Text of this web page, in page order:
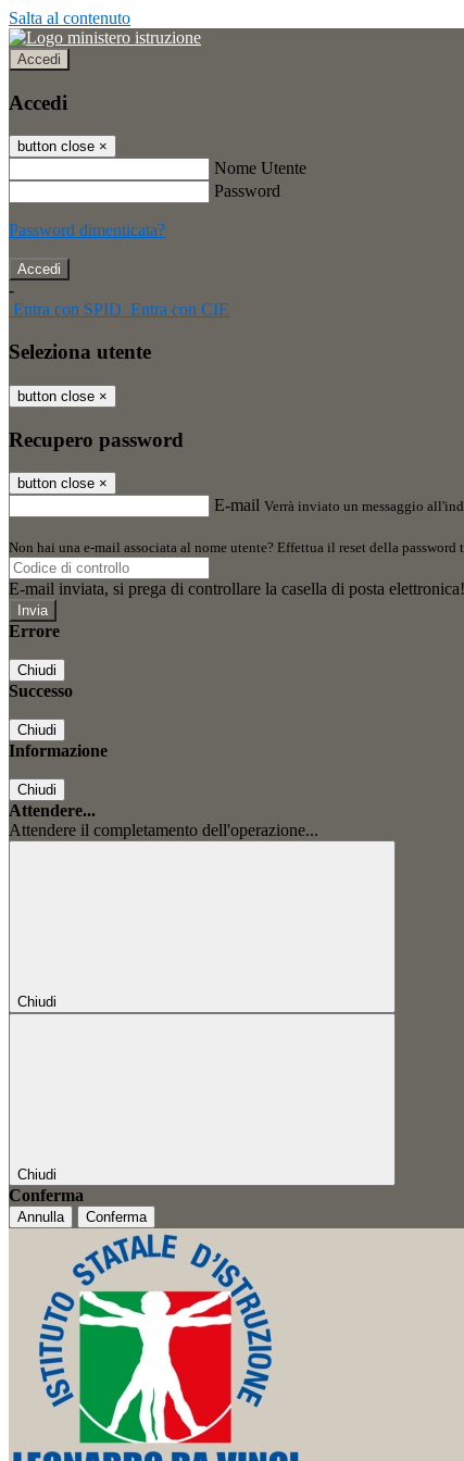
Salta al contenuto
Accedi
Accedi
button close ×
Nome Utente
Password
Password dimenticata?
-
Entra con SPID Entra con CIE
Seleziona utente
button close ×
Recupero password
button close ×
E-mail Verrà inviato un messaggio
Non hai una e-mail associata al nome utente? Effettua il reset della password
E-mail inviata, si prega di controllare la casella di posta elettronica!
Errore
Chiudi
Successo
Chiudi
Informazione
Chiudi
Attendere...
Attendere il completamento dell'operazione...
Chiudi
Chiudi
Conferma
Annulla Conferma